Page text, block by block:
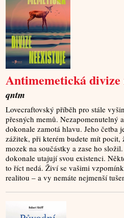
Antimemetická divize
qntm
Lovecraftovský příběh pro stále
přesných memů. Nezapomenutelný
dokonale zamotá hlavu. Jeho četba
zážitek, při kterém budete mít pocit,
mozek na součástky a zase ho
dokonale utajují svou existenci.
to říct nedá. Živí se vašimi
realitou – a vy nemáte nejmenší